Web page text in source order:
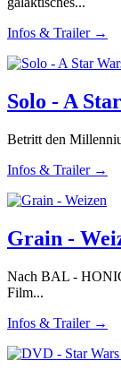
Infos & Trailer →
Solo - A
Betritt den
Infos & Trailer →
Grain -
Nach BAL -
Film...
Infos & Trailer →